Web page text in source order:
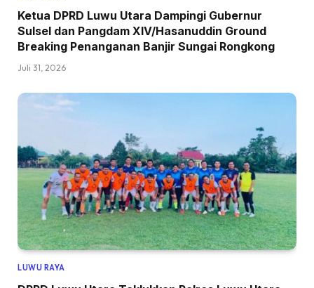
Ketua DPRD Luwu Utara Dampingi Gubernur
Sulsel dan Pangdam XIV/Hasanuddin Ground
Breaking Penanganan Banjir Sungai Rongkong
Juli 31, 2026
LUWU RAYA